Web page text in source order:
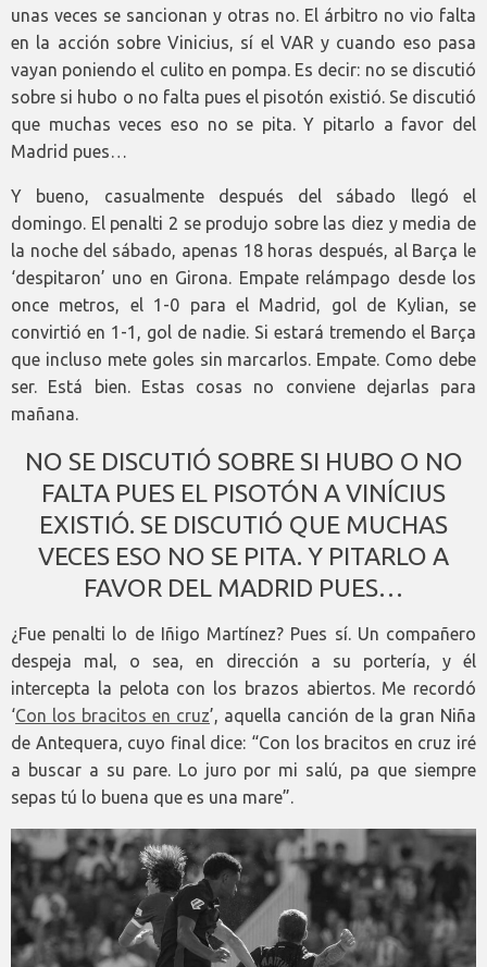
unas veces se sancionan y otras no. El árbitro no vio falta
en la acción sobre Vinicius, sí el VAR y cuando eso pasa
vayan poniendo el culito en pompa. Es decir: no se discutió
sobre si hubo o no falta pues el pisotón existió. Se discutió
que muchas veces eso no se pita. Y pitarlo a favor del
Madrid pues…
Y bueno, casualmente después del sábado llegó el
domingo. El penalti 2 se produjo sobre las diez y media de
la noche del sábado, apenas 18 horas después, al Barça le
‘despitaron’ uno en Girona. Empate relámpago desde los
once metros, el 1-0 para el Madrid, gol de Kylian, se
convirtió en 1-1, gol de nadie. Si estará tremendo el Barça
que incluso mete goles sin marcarlos. Empate. Como debe
ser. Está bien. Estas cosas no conviene dejarlas para
mañana.
NO SE DISCUTIÓ SOBRE SI HUBO O NO
FALTA PUES EL PISOTÓN A VINÍCIUS
EXISTIÓ. SE DISCUTIÓ QUE MUCHAS
VECES ESO NO SE PITA. Y PITARLO A
FAVOR DEL MADRID PUES…
¿Fue penalti lo de Iñigo Martínez? Pues sí. Un compañero
despeja mal, o sea, en dirección a su portería, y él
intercepta la pelota con los brazos abiertos. Me recordó
‘Con los bracitos en cruz’, aquella canción de la gran Niña
de Antequera, cuyo final dice: “Con los bracitos en cruz iré
a buscar a su pare. Lo juro por mi salú, pa que siempre
sepas tú lo buena que es una mare”.